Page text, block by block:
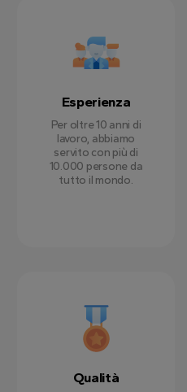
Esperienza
Per oltre 10 anni di
lavoro, abbiamo
servito con più di
10.000 persone da
tutto il mondo.
Qualità